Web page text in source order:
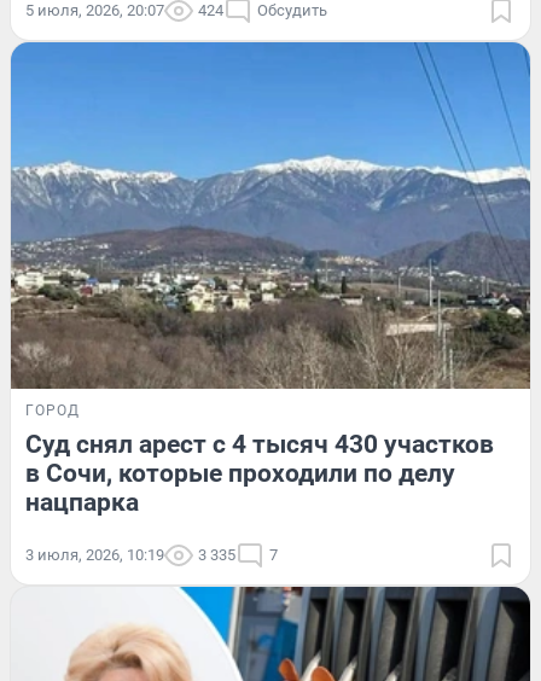
5 июля, 2026, 20:07 424 Обсудить
ГОРОД
Суд снял арест с 4 тысяч 430 участков
в Сочи, которые проходили по делу
нацпарка
3 июля, 2026, 10:19 3 335 7